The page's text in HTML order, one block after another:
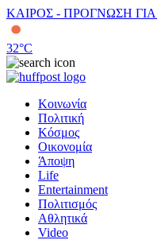
ΚΑΙΡΟΣ - ΠΡΟΓΝΩΣΗ
32°C
Κοινωνία
Πολιτική
Κόσμος
Οικονομία
Άποψη
Life
Entertainment
Πολιτισμός
Αθλητικά
Video